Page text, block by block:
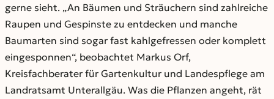
gerne sieht. „An Bäumen und Sträuchern sind zahlreiche
Raupen und Gespinste zu entdecken und manche
Baumarten sind sogar fast kahlgefressen oder komplett
eingesponnen“, beobachtet Markus Orf,
Kreisfachberater für Gartenkultur und Landespflege am
Landratsamt Unterallgäu. Was die Pflanzen angeht, rät